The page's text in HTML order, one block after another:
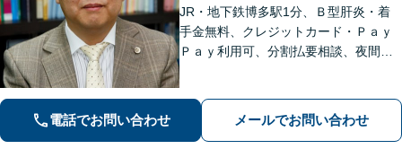
JR・地下鉄博多駅1分、Ｂ型肝炎・着
手金無料、クレジットカード・Ｐａｙ
Ｐａｙ利用可、分割払要相談、夜間・
婚、相続、後見、交通事故、借金、労
働、民事全般取扱い
電話でお問い合わせ メールでお問い合わせ